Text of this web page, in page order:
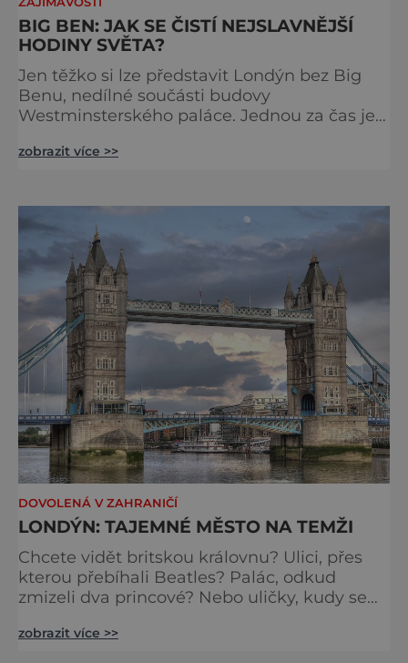
BIG BEN: JAK SE ČISTÍ NEJSLAVNĚJŠÍ
HODINY SVĚTA?
Jen těžko si lze představit Londýn bez Big
Benu, nedílné součásti budovy
Westminsterského paláce. Jednou za čas je
opucovat zašedlý kabát. Na konci srpna roku
čtyřčlenná údržbářská četa, vyzbrojena
hadry a kbelíky s mýdlovou vodou, po
několik dní navracela zašlý lesk. [caption
zobrazit více >>
DOVOLENÁ V ZAHRANIČÍ
LONDÝN: TAJEMNÉ MĚSTO NA TEMŽI
Chcete vidět britskou královnu? Ulici, přes
kterou přebíhali Beatles? Palác, odkud
zmizeli dva princové? Nebo uličky, kudy se
jak to všechno stihnout? Kouzelný Londýn
zobrazit více >>